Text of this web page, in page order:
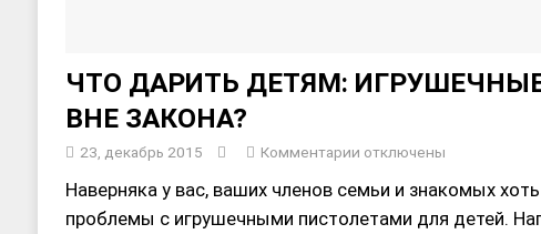
ЧТО ДАРИТЬ ДЕТЯМ:
ВНЕ ЗАКОНА?
23, декабрь 2015 Комментарии отключены
Наверняка у вас, ваших членов семьи и знакомых
проблемы с игрушечными пистолетами для детей.